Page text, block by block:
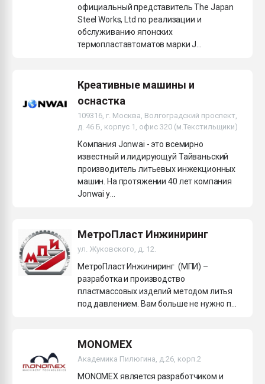
официальный представитель The Japan
Steel Works, Ltd по реализации и
обслуживанию японских
термопластавтоматов марки J...
Креативные машины и
оснастка
109316, г. Москва, Волгоградский проспект,
д. 46 Б, корпус 1, офис 320 (м.Текстильщики)
Компания Jonwai - это всемирно
известный и лидирующуй Тайваньский
производитель литьевых инжекционных
машин. На протяжении 40 лет компания
Jonwai у...
МетроПласт Инжиниринг
ул. Жуковского, д. 12.
МетроПласт Инжиниринг (МПИ) –
разработка и производство
пластмассовых изделий методом литья
под давлением. Вам больше не нужно п...
MONOMEX
Академика Пилюгина, д.26, корп.2
MONOMEX является разработчиком и